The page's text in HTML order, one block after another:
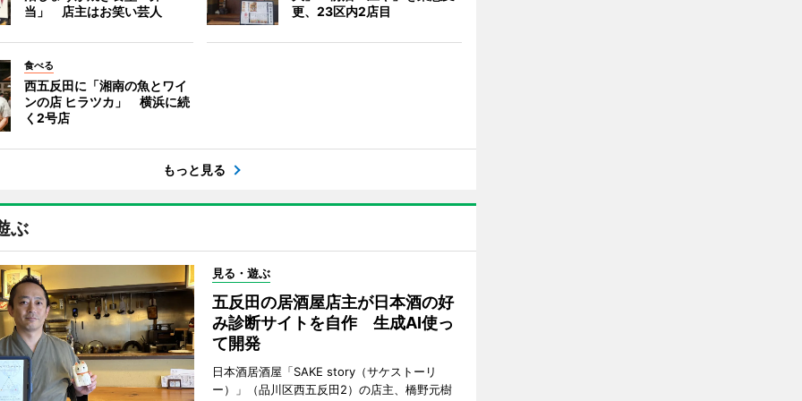
当」 店主はお笑い芸人
更、23区内2店目
食べる
西五反田に「湘南の魚とワイ
ンの店 ヒラツカ」 横浜に続
く2号店
もっと見る
ぶ
見る・遊ぶ
五反田の居酒屋店主が日本酒の好
み診断サイトを自作 生成AI使っ
て開発
日本酒居酒屋「SAKE story（サケストーリ
ー）」（品川区西五反田2）の店主、橋野元樹